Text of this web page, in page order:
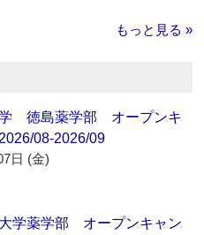
もっと見る »
学 徳島薬学部 オープンキ
08-2026/09
日 (金)
学薬学部 オープンキャン